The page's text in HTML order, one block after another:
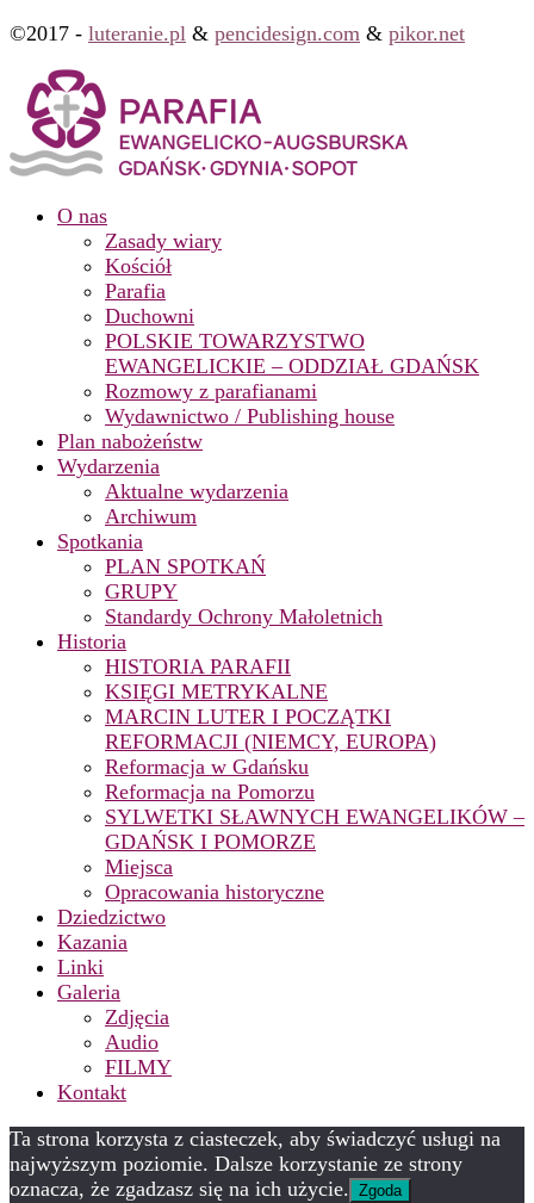
©2017 - luteranie.pl & pencidesign.com & pikor.net
O nas
Zasady wiary
Kościół
Parafia
Duchowni
POLSKIE TOWARZYSTWO
EWANGELICKIE – ODDZIAŁ GDAŃSK
Rozmowy z parafianami
Wydawnictwo / Publishing house
Plan nabożeństw
Wydarzenia
Aktualne wydarzenia
Archiwum
Spotkania
PLAN SPOTKAŃ
GRUPY
Standardy Ochrony Małoletnich
Historia
HISTORIA PARAFII
KSIĘGI METRYKALNE
MARCIN LUTER I POCZĄTKI
REFORMACJI (NIEMCY, EUROPA)
Reformacja w Gdańsku
Reformacja na Pomorzu
SYLWETKI SŁAWNYCH EWANGELIKÓW –
GDAŃSK I POMORZE
Miejsca
Opracowania historyczne
Dziedzictwo
Kazania
Linki
Galeria
Zdjęcia
Audio
FILMY
Kontakt
Ta strona korzysta z ciasteczek, aby świadczyć usługi na
najwyższym poziomie. Dalsze korzystanie ze strony
oznacza, że zgadzasz się na ich użycie. Zgoda